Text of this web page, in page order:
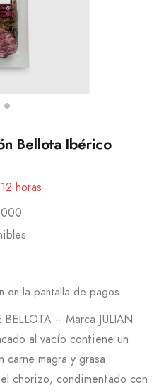
Bellota Ibérico
12 horas
en la pantalla de pagos.
-- Marca JULIAN
al vacío contiene un
carne magra y grasa
chorizo, condimentado con